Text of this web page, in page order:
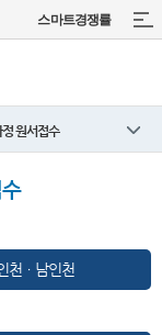
스마트경쟁률
원서접수
천ㆍ남인천